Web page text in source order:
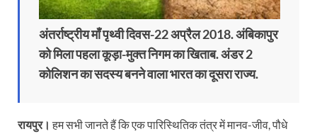
अंतर्राष्ट्रीय माँ पृथ्वी दिवस-22 अप्रैल 2018. अंबिकापुर
को मिला पहला कूड़ा-मुक्त निगम का खिताब. अंडर 2
कोलिशन का सदस्य बनने वाला भारत का दूसरा राज्य.
रायपुर। हम सभी जानते हैं कि एक पारिस्थितिक तंत्र में मानव-जीव, पौधे